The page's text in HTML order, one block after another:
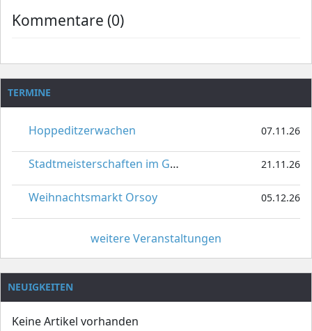
Kommentare (0)
TERMINE
Hoppeditzerwachen 07.11.26
Stadtmeisterschaften im Gardetanz 21.11.26
Weihnachtsmarkt Orsoy 05.12.26
weitere Veranstaltungen
NEUIGKEITEN
Keine Artikel vorhanden